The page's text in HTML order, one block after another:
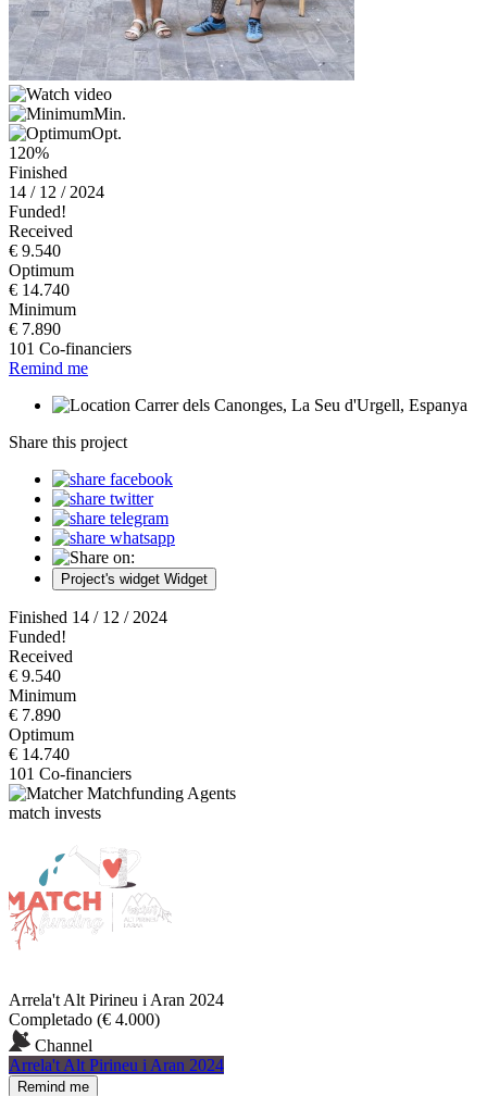
Min.
Opt.
120%
Finished
14 / 12 / 2024
Funded!
Received
€ 9.540
Optimum
€ 14.740
Minimum
€ 7.890
101 Co-financiers
Remind me
Carrer dels Canonges, La Seu d'Urgell, Espanya
Share this project
Project's widget Widget
Finished 14 / 12 / 2024
Funded!
Received
€ 9.540
Minimum
€ 7.890
Optimum
€ 14.740
101 Co-financiers
Matchfunding Agents
match invests
Arrela't Alt Pirineu i Aran 2024
Completado (€ 4.000)
Channel
Arrela't Alt Pirineu i Aran 2024
Remind me